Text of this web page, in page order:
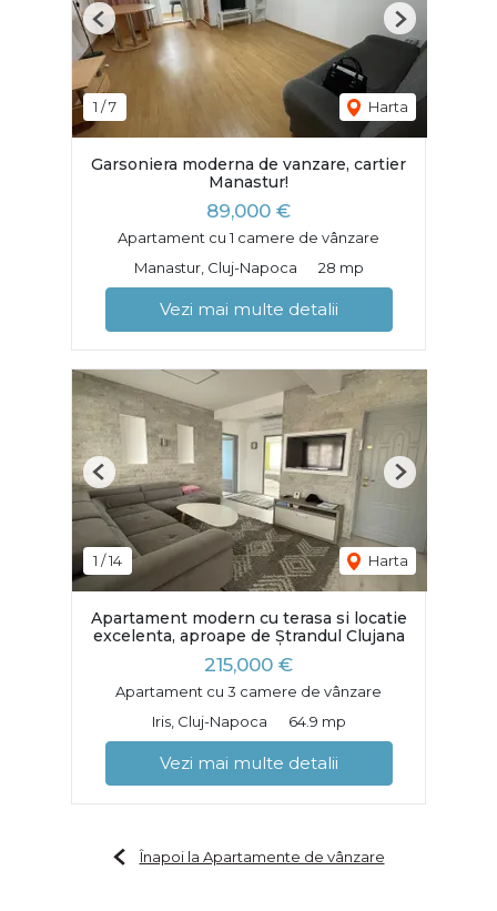
1 /7 Harta
Previous Next
Garsoniera moderna de vanzare, cartier
Manastur!
89,000 €
Apartament cu 1 camere de vânzare
Manastur, Cluj-Napoca
28 mp
Vezi mai multe detalii
1 /14 Harta
Previous Next
Apartament modern cu terasa si locatie
excelenta, aproape de Ștrandul Clujana
215,000 €
Apartament cu 3 camere de vânzare
Iris, Cluj-Napoca
64.9 mp
Vezi mai multe detalii
Înapoi la Apartamente de vânzare